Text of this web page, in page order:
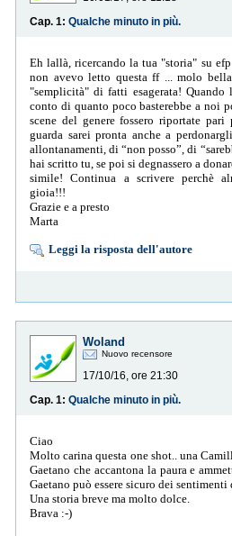
Cap. 1: Qualche minuto in più.
Eh lallà, ricercando la tua "storia" su
non avevo letto questa ff ... molo
"semplicità" di fatti esagerata! Quando
conto di quanto poco basterebbe a noi
scene del genere fossero riportate pari
guarda sarei pronta anche a
allontanamenti, di “non posso”, di
hai scritto tu, se poi si degnassero a
simile! Continua a scrivere perchè
gioia!!!
Grazie e a presto
Marta
Leggi la risposta dell'autore
Woland
Nuovo recensore
17/10/16, ore 21:30
Cap. 1: Qualche minuto in più.
Ciao
Molto carina questa one shot.. una
Gaetano che accantona la paura e
Gaetano può essere sicuro dei sentimenti
Una storia breve ma molto dolce.
Brava :-)